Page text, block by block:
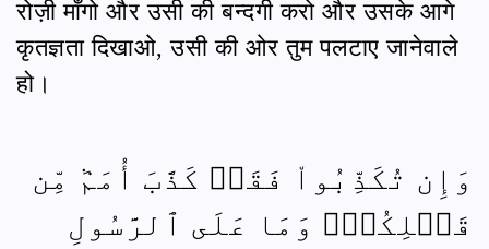
रोज़ी माँगो और उसी की बन्दगी करो और उसके आगे
कृतज्ञता दिखाओ, उसी की ओर तुम पलटाए जानेवाले
हो।
وَإِن تُكَذِّبُواْ فَقَدۡ كَذَّبَ أُمَمٞ مِّن
قَبۡلِكُمۡۖ وَمَا عَلَى ٱلرَّسُولِ